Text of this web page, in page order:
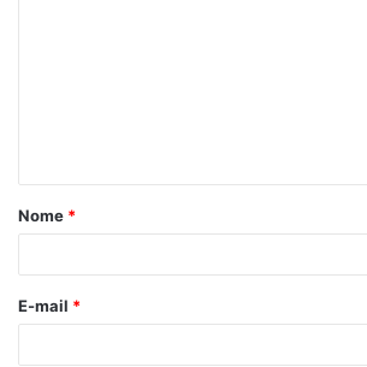
Nome *
E-mail *